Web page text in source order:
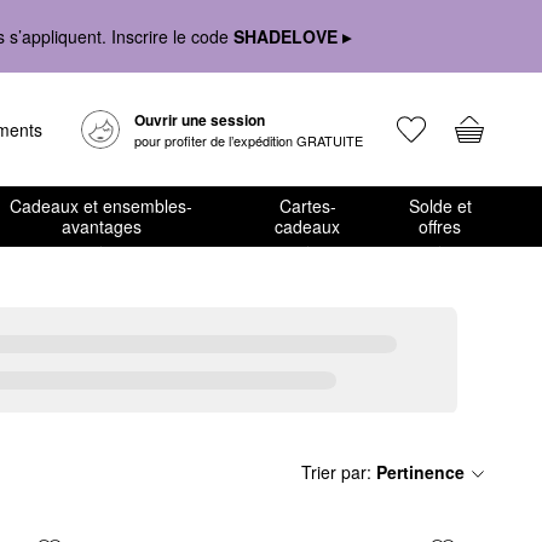
Inscrire le code SHADELOVE ▸
Ouvrir une session
pour profiter de l’expédition GRATUITE
Cadeaux et ensembles-
avantages
Cartes-
cadeaux
Solde et
offres
Trier par: Pertinence